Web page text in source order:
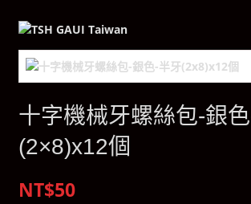
十字機械牙螺絲包-銀
(2×8)x12個
NT$50